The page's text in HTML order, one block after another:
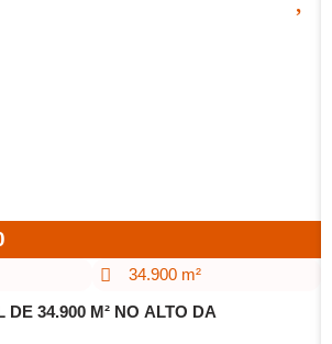
34.900 m²
DE 34.900 M² NO ALTO DA